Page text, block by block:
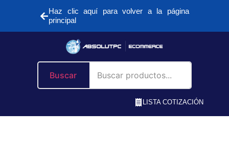
Haz clic aquí para volver a la página
principal
Buscar
LISTA COTIZACIÓN